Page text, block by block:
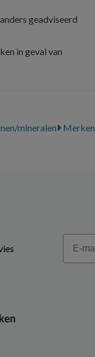
geadviseerd
in geval van
mineralen Merken
Email